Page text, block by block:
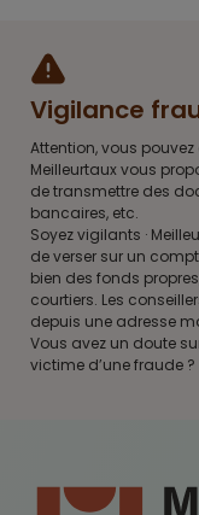
Vigilance
Attention, vous
Meilleurtaux vous
de transmettre des
bancaires, etc.
Soyez vigilants ·
de verser sur un
bien des fonds
courtiers. Les
depuis une adresse
Vous avez un doute
victime d’une fraude ?